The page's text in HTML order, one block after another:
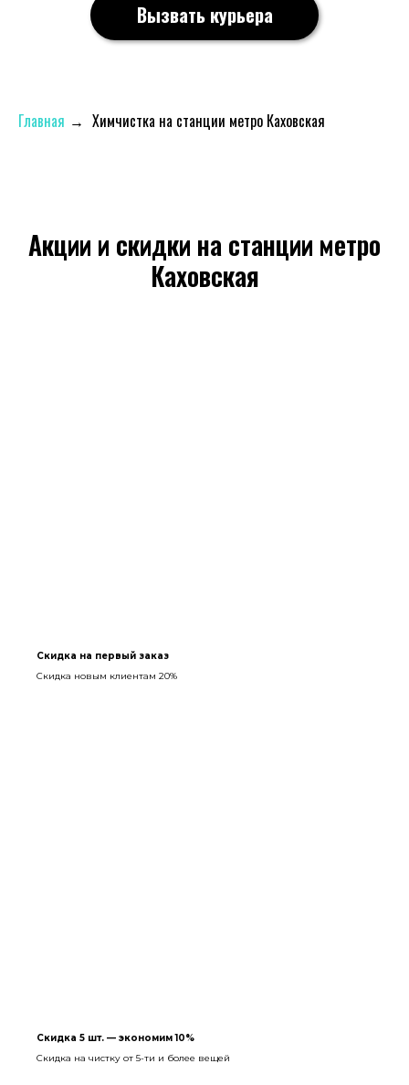
Вызвать курьера
Главная → Химчистка на станции метро Каховская
Акции и скидки на станции метро
Каховская
Скидка на первый заказ
Скидка новым клиентам 20%
Скидка 5 шт. — экономим 10%
Скидка на чистку от 5-ти и более вещей